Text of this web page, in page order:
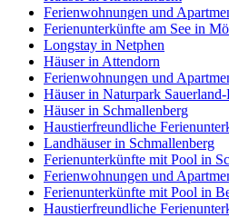
Ferienwohnungen und
Ferienunterkünfte am See in
Longstay in Netphen
Häuser in Attendorn
Ferienwohnungen und
Häuser in Naturpark
Häuser in Schmallenberg
Haustierfreundliche
Landhäuser in Schmallenberg
Ferienunterkünfte mit Pool in
Ferienwohnungen und
Ferienunterkünfte mit Pool in
Haustierfreundliche